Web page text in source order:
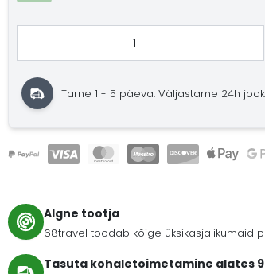
Tarne 1 - 5 päeva. Väljastame 24h
Algne tootja
68travel toodab kõige üksikasjalikumaid
Tasuta kohaletoimetamine alates